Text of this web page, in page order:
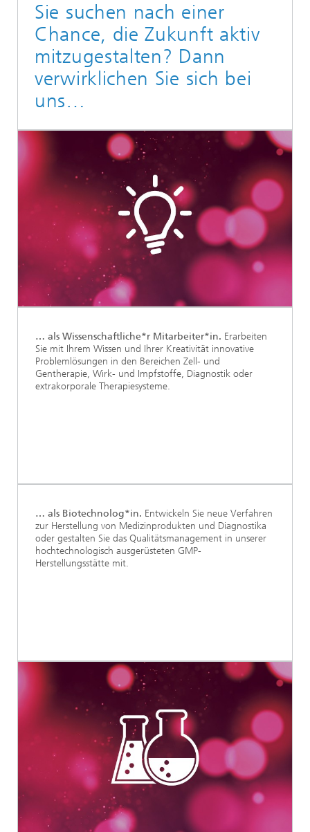
Sie suchen nach einer
Chance, die Zukunft aktiv
mitzugestalten? Dann
verwirklichen Sie sich bei
uns…
… als Wissenschaftliche*r Mitarbeiter*in. Erarbeiten
Sie mit Ihrem Wissen und Ihrer Kreativität innovative
Problemlösungen in den Bereichen Zell- und
Gentherapie, Wirk- und Impfstoffe, Diagnostik oder
extrakorporale Therapiesysteme.
… als Biotechnolog*in. Entwickeln Sie neue Verfahren
zur Herstellung von Medizinprodukten und Diagnostika
oder gestalten Sie das Qualitätsmanagement in unserer
hochtechnologisch ausgerüsteten GMP-
Herstellungsstätte mit.